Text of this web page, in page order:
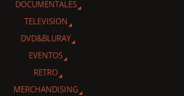
DOCUMENTALES
TELEVISION
DVD&BLURAY
EVENTOS
RETRO
MERCHANDISING